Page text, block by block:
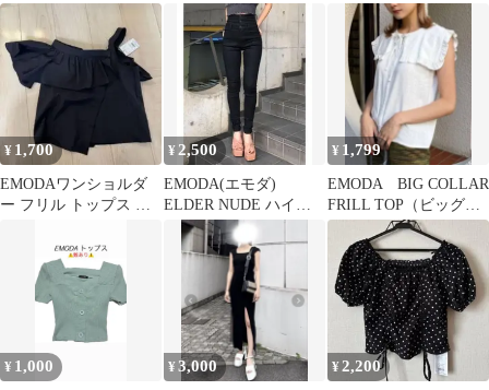
ット
¥ 1,700
EMODAワンショルダ
ー フリル トップス ブ
¥2,500
EMODA(エモダ)
ELDER NUDE ハイウ
エストスキニーデニム
サイズ0
¥ 1,799
EMODA BIG COLLAR
FRILL TOP（ビッグカ
ラーフリルトップ）
¥ 1,000 ¥3,000 ¥2,200